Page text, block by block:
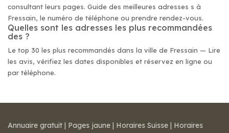
consultant leurs pages. Guide des meilleures adresses s à
Fressain, le numéro de téléphone ou prendre rendez-vous.
Quelles sont les adresses les plus recommandées
des ?
Le top 30 les plus recommandés dans la ville de Fressain — Lire
les avis, vérifiez les dates disponibles et réservez en ligne ou
par téléphone.
Annuaire gratuit | Pages jaune | Horaires Suisse | Horaires